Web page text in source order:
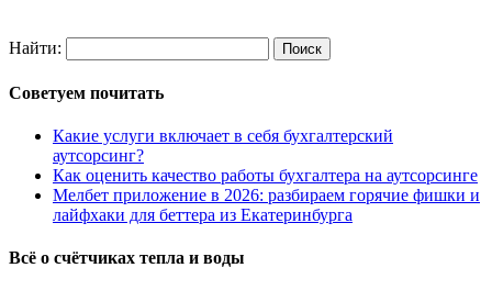
Найти:
Советуем почитать
Какие услуги включает в себя бухгалтерский
аутсорсинг?
Как оценить качество работы бухгалтера на аутсорсинге
Мелбет приложение в 2026: разбираем горячие фишки и
лайфхаки для беттера из Екатеринбурга
Всё о счётчиках тепла и воды